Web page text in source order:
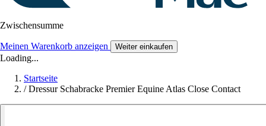
Zwischensumme
Meinen Warenkorb anzeigen Weiter einkaufen
Loading...
Startseite
/ Dressur Schabracke Premier Equine Atlas Close Contact